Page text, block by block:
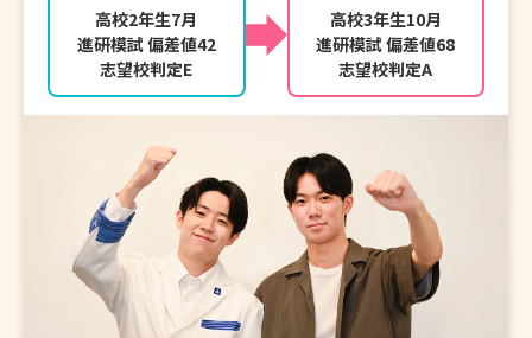
高校2年生7月
進研模試 偏差値42
志望校判定E
高校3年生10月
進研模試 偏差値68
志望校判定A